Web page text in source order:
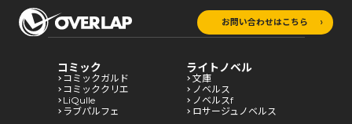
お問い合わせはこちら
コミック
コミックガルド
コミッククリエ
LiQulle
ラブパルフェ
ライトノベル
文庫
ノベルス
ノベルスf
ロサージュノベルス